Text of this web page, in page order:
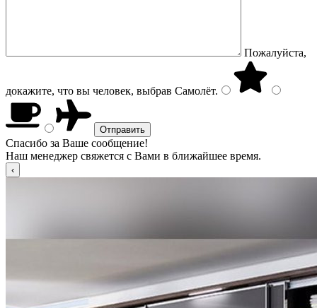
Пожалуйста,
докажите, что вы человек, выбрав Самолёт.
Спасибо за Ваше сообщение!
Наш менеджер свяжется с Вами в ближайшее время.